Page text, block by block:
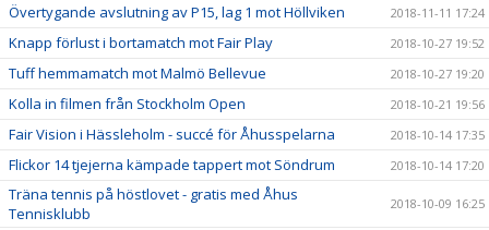
Övertygande avslutning av P15, lag 1 mot Höllviken 2018-11-11 17:24
Knapp förlust i bortamatch mot Fair Play 2018-10-27 19:52
Tuff hemmamatch mot Malmö Bellevue 2018-10-27 19:20
Kolla in filmen från Stockholm Open 2018-10-21 19:56
Fair Vision i Hässleholm - succé för Åhusspelarna 2018-10-14 17:35
Flickor 14 tjejerna kämpade tappert mot Söndrum 2018-10-14 17:20
Träna tennis på höstlovet - gratis med Åhus
Tennisklubb
2018-10-09 16:25